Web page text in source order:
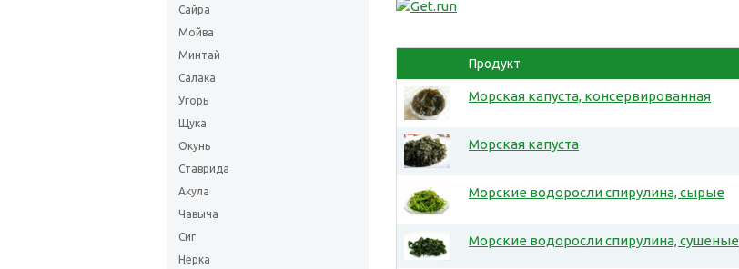
Сайра
Мойва
Минтай
Салака
Угорь
Щука
Окунь
Ставрида
Акула
Чавыча
Сиг
Нерка
Продукт
Морская капуста, консервированная
Морская капуста
Морские водоросли спирулина, сырые
Морские водоросли спирулина, сушеные